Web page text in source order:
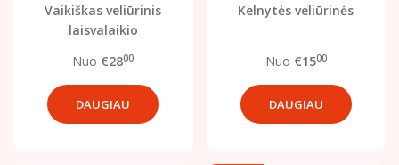
Vaikiškas veliūrinis
laisvalaikio
užtrauktuku
Nuo €2800
DAUGIAU
Kelnytės veliūrinės
Nuo €1500
DAUGIAU